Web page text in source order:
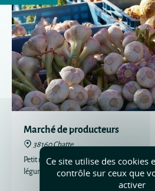
Marché de producteurs
38160 Chatte
Petit marché de producteurs avec
légumes.
Ce site utilise des cookies
contrôle sur ceux que
activer